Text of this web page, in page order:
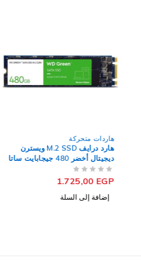
هاردات متحركة
هارد درايف M.2 SSD ويسترن
ديجيتال أخضر 480 جيجابايت ساتا
1.725,00
إضافة إلى السلة